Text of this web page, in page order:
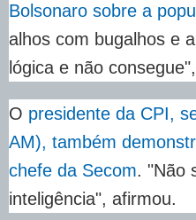
Bolsonaro sobre a
alhos com bugalhos e
lógica e não
O presidente da CPI,
AM), também
chefe da Secom. "Não
inteligência", afirmou.